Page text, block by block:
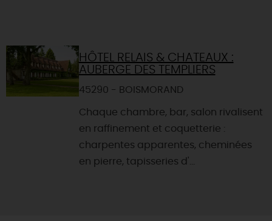
HÔTEL RELAIS & CHATEAUX :
AUBERGE DES TEMPLIERS
45290 - BOISMORAND
Chaque chambre, bar, salon rivalisent
en raffinement et coquetterie :
charpentes apparentes, cheminées
en pierre, tapisseries d'...